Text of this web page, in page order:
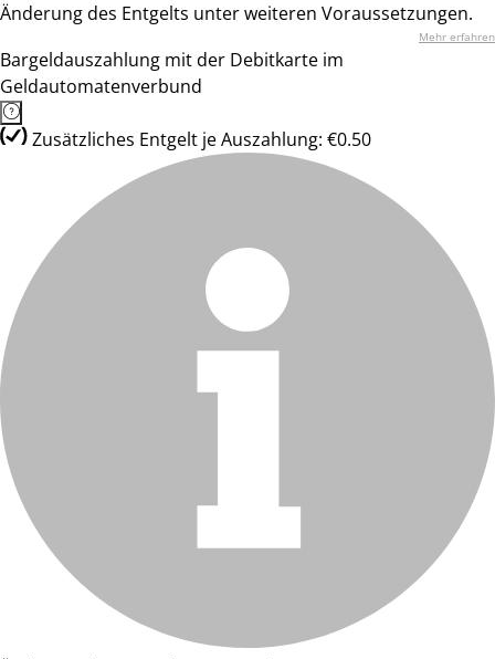
Änderung des Entgelts unter weiteren Voraussetzungen.
Mehr erfahren
Bargeldauszahlung mit der Debitkarte im
Geldautomatenverbund
Zusätzliches Entgelt je Auszahlung: €0.50